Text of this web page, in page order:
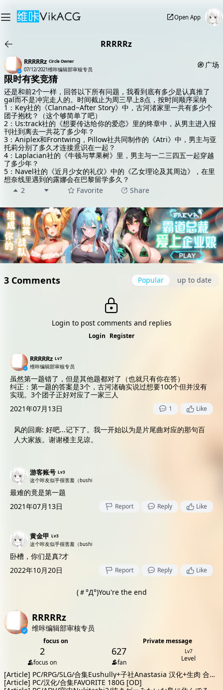
Open App
RRRRRz
RRRRRz Circle Owner
07/12/2021维咔编辑部审核专员 广场
限时有奖竞猜
还是和前2个一样，回答以下所有问题，我看到底有多少是认真推了
gal而不是冲完走人的。时间截止为周三早上8点，按时间顺序采纳
1：Key社的《Clannad~After Story》中，古河渚家里一共有多少个
团子抱枕？（这个够简单了吧）
2：Us:track社的《想要传达给你的爱恋》里的终章中，从男主进入报
刊社到离去一共花了多少年？
3：Aniplex和Frontwing，Pillow社共同制作的《Atri》中，男主与亚
托莉分别了多久才连接意识在一起？
4：Laplacian社的《牛顿与苹果树》里，男主与一二三四五一起穿越
了多少年？
5：Navel社的《近月少女的礼仪》中的《乙女理论及其周边》，在里
想奈线里遇到的露娜会在巴黎留学多久？
2
Favorite Share
3 Comments Popular up to date
Login to post comments and replies
Login Register
RRRRRz Lv7
维咔编辑部审核专员
虽然第一题错了，但是其他题都对了（也就只有你在答）
纠正：第一题的答案是3个，古河渚确实说过想要100个但并没有
实现。3个团子正好对应了一家三人
2021年07月13日
1 Like
风的回廊: 好吧...记下了。我一开始以为是片尾曲对应的那句百
人大家族。谢谢楼主见谅。
游客账号 Lv3
这个咔友似乎很害羞（bushi
最难的竟是第一题
2021年07月13日
Report Reply Like
黄金甲 Lv3
这个咔友似乎很害羞（bushi
卧槽，你们是真?才
2022年10月20日
Report Reply Like
(＃°Д°)You're the end
RRRRRz
维咔编辑部审核专员
focus on Private message
2
focus on
627
fan
Lv7
Level
[Article] PC/RPG/SLG/合集Eushully+子社Anastasia 汉化+生肉 合集
[OD] 78.3G
[Article] PC/汉化/合集FAVORITE 180G [OD]